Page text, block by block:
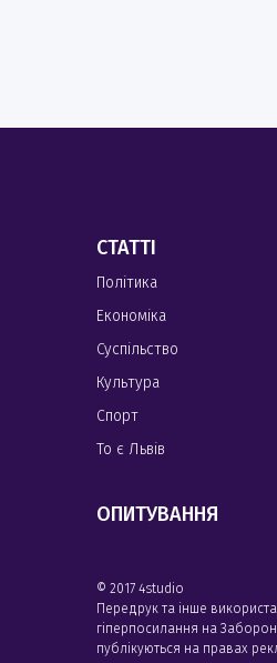
СТАТТІ
Політика
Економіка
Суспільство
Культура
Спорт
То є Львів
ОПИТУВАННЯ
© 2017 4studio
Передрук та інше
гіперпосилання на
публікуються на правах